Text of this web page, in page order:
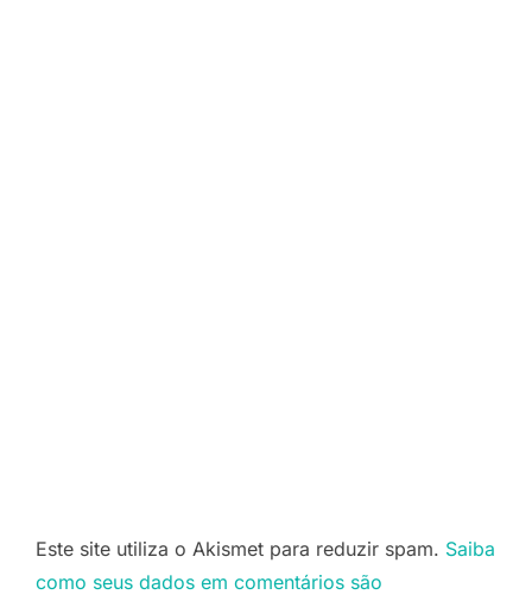
Este site utiliza o Akismet para reduzir spam. Saiba
como seus dados em comentários são